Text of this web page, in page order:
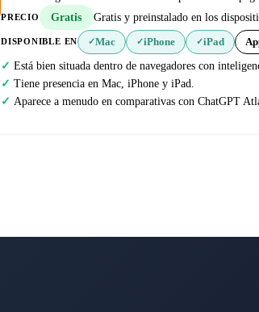
PRECIO Gratis Gratis y preinstalado en los
DISPONIBLE EN ✓Mac ✓iPhone ✓iPad
Está bien situada dentro de navegadores con
Tiene presencia en Mac, iPhone y iPad.
Aparece a menudo en comparativas con ChatGPT